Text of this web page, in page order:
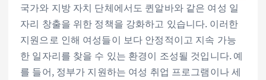
국가와 지방 자치 단체에서도 퀸알바와 같은 여성 일
자리 창출을 위한 정책을 강화하고 있습니다. 이러한
지원으로 인해 여성들이 보다 안정적이고 지속 가능
한 일자리를 찾을 수 있는 환경이 조성될 것입니다. 예
를 들어, 정부가 지원하는 여성 취업 프로그램이나 세